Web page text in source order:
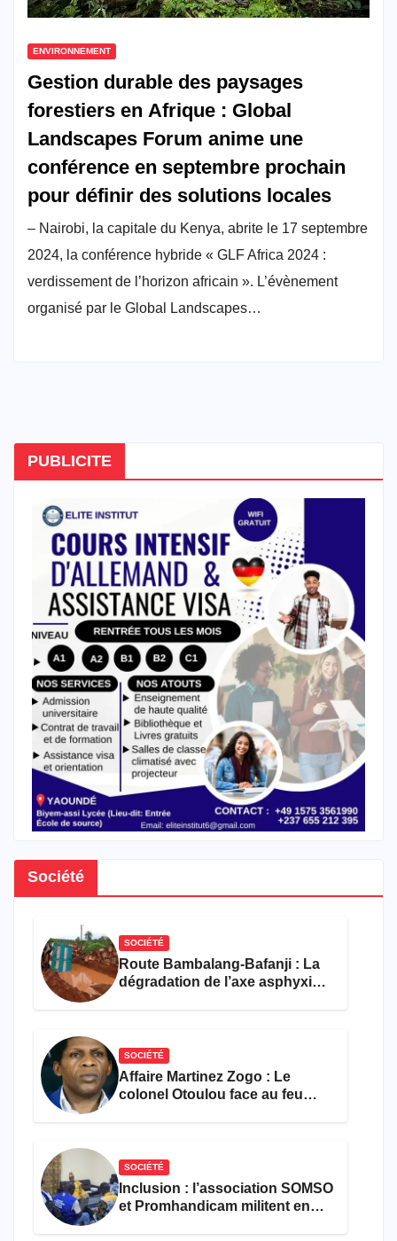
ENVIRONNEMENT
Gestion durable des paysages
forestiers en Afrique : Global
Landscapes Forum anime une
conférence en septembre prochain
pour définir des solutions locales
– Nairobi, la capitale du Kenya, abrite le 17 septembre
2024, la conférence hybride « GLF Africa 2024 :
verdissement de l’horizon africain ». L’évènement
organisé par le Global Landscapes…
PUBLICITE
Société
SOCIÉTÉ
Route Bambalang-Bafanji : La
dégradation de l’axe asphyxie
SOCIÉTÉ
Affaire Martinez Zogo : Le
colonel Otoulou face au feu
SOCIÉTÉ
Inclusion : l’association SOMSO
et Promhandicam militent en